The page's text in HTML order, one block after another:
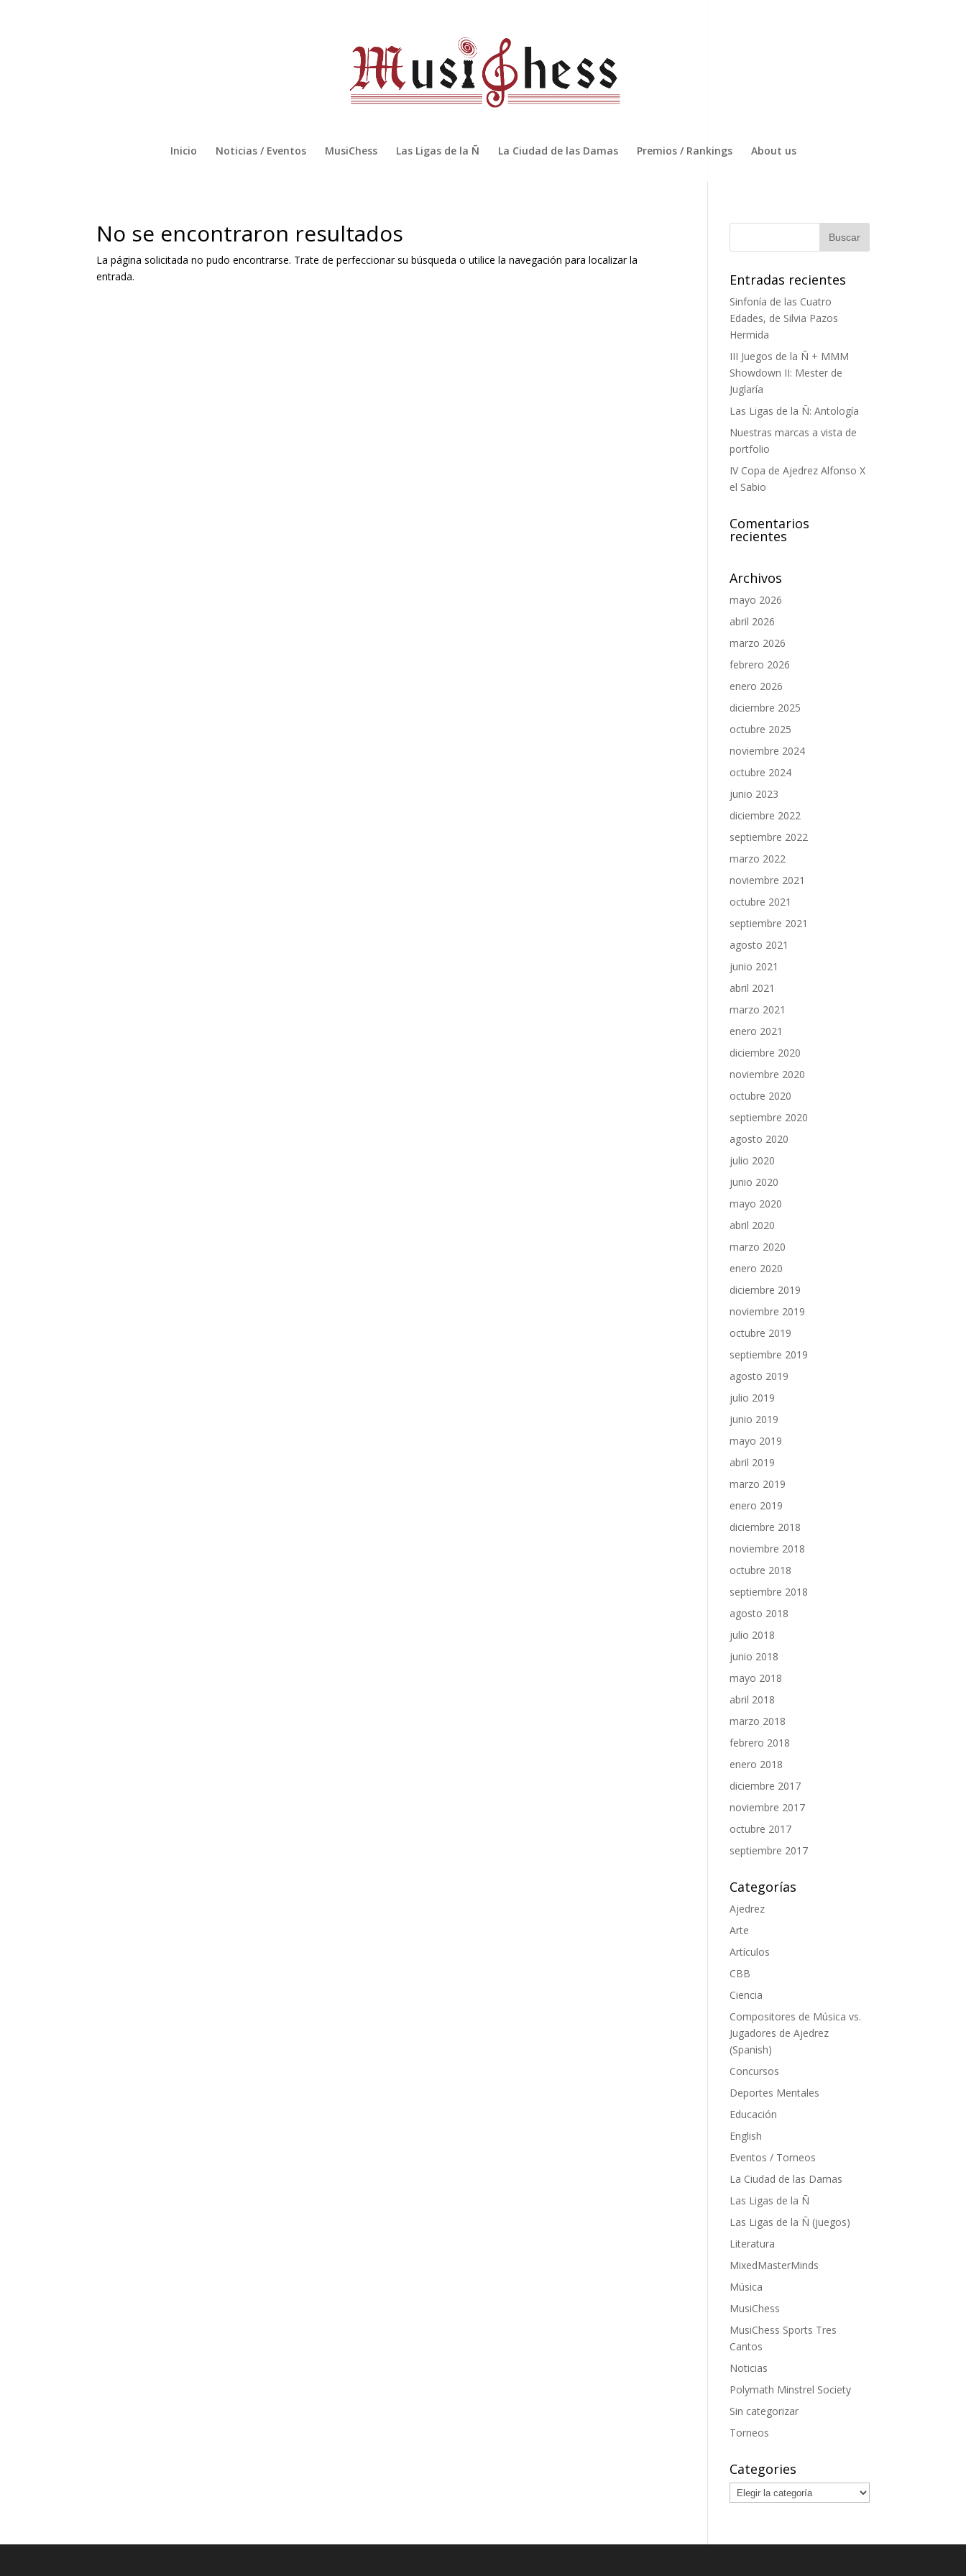
Inicio Noticias / Eventos MusiChess Las Ligas de la Ñ La Ciudad de las Damas Premios / Rankings About us
No se encontraron resultados
La página solicitada no pudo encontrarse. Trate de perfeccionar su búsqueda o utilice la navegación para localizar la
entrada.
Entradas recientes
Sinfonía de las Cuatro
Edades, de Silvia Pazos
Hermida
III Juegos de la Ñ + MMM
Showdown II: Mester de
Juglaría
Las Ligas de la Ñ: Antología
Nuestras marcas a vista de
portfolio
IV Copa de Ajedrez Alfonso X
el Sabio
Comentarios
recientes
Archivos
mayo 2026
abril 2026
marzo 2026
febrero 2026
enero 2026
diciembre 2025
octubre 2025
noviembre 2024
octubre 2024
junio 2023
diciembre 2022
septiembre 2022
marzo 2022
noviembre 2021
octubre 2021
septiembre 2021
agosto 2021
junio 2021
abril 2021
marzo 2021
enero 2021
diciembre 2020
noviembre 2020
octubre 2020
septiembre 2020
agosto 2020
julio 2020
junio 2020
mayo 2020
abril 2020
marzo 2020
enero 2020
diciembre 2019
noviembre 2019
octubre 2019
septiembre 2019
agosto 2019
julio 2019
junio 2019
mayo 2019
abril 2019
marzo 2019
enero 2019
diciembre 2018
noviembre 2018
octubre 2018
septiembre 2018
agosto 2018
julio 2018
junio 2018
mayo 2018
abril 2018
marzo 2018
febrero 2018
enero 2018
diciembre 2017
noviembre 2017
octubre 2017
septiembre 2017
Categorías
Ajedrez
Arte
Artículos
CBB
Ciencia
Compositores de Música vs.
Jugadores de Ajedrez
(Spanish)
Concursos
Deportes Mentales
Educación
English
Eventos / Torneos
La Ciudad de las Damas
Las Ligas de la Ñ
Las Ligas de la Ñ (juegos)
Literatura
MixedMasterMinds
Música
MusiChess
MusiChess Sports Tres
Cantos
Noticias
Polymath Minstrel Society
Sin categorizar
Torneos
Categories
Categories